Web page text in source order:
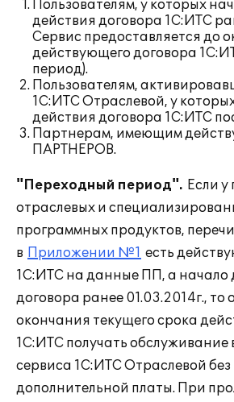
Пользователям, у которых
действия договора 1С:ИТС
Cервис предоставляется до
действующего договора
период).
Пользователям,
1С:ИТС Отраслевой, у
действия договора 1С:ИТС
Партнерам, имеющим
ПАРТНЕРОВ.
"Переходный период". Если у
отраслевых и
программных продуктов,
в Приложении №1 есть
1С:ИТС на данные ПП, а начало
договора ранее 01.03.2014г., то
окончания текущего срока
1С:ИТС получать обслуживание
сервиса 1С:ИТС Отраслевой без
дополнительной платы. При